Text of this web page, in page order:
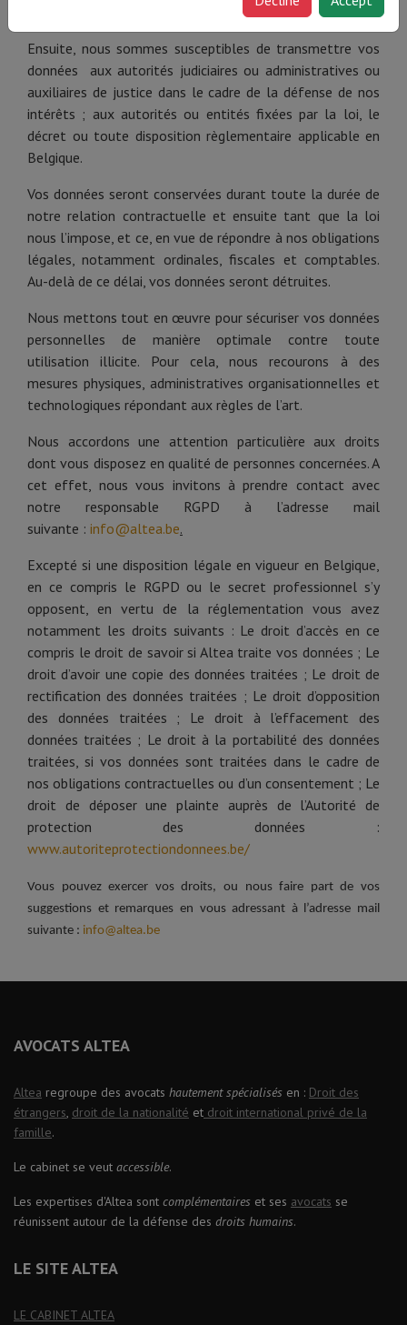
Ensuite, nous sommes susceptibles de transmettre vos
données aux autorités judiciaires ou administratives ou
auxiliaires de justice dans le cadre de la défense de nos
intérêts ; aux autorités ou entités fixées par la loi, le
décret ou toute disposition règlementaire applicable en
Belgique.
Vos données seront conservées durant toute la durée de
notre relation contractuelle et ensuite tant que la loi
nous l’impose, et ce, en vue de répondre à nos obligations
légales, notamment ordinales, fiscales et comptables.
Au-delà de ce délai, vos données seront détruites.
Nous mettons tout en œuvre pour sécuriser vos données
personnelles de manière optimale contre toute
utilisation illicite. Pour cela, nous recourons à des
mesures physiques, administratives organisationnelles et
technologiques répondant aux règles de l’art.
Nous accordons une attention particulière aux droits
dont vous disposez en qualité de personnes concernées. A
cet effet, nous vous invitons à prendre contact avec
notre responsable RGPD à l’adresse mail
suivante : info@altea.be.
Excepté si une disposition légale en vigueur en Belgique,
en ce compris le RGPD ou le secret professionnel s’y
opposent, en vertu de la réglementation vous avez
notamment les droits suivants : Le droit d’accès en ce
compris le droit de savoir si Altea traite vos données ; Le
droit d’avoir une copie des données traitées ; Le droit de
rectification des données traitées ; Le droit d’opposition
des données traitées ; Le droit à l’effacement des
données traitées ; Le droit à la portabilité des données
traitées, si vos données sont traitées dans le cadre de
nos obligations contractuelles ou d’un consentement ; Le
droit de déposer une plainte auprès de l’Autorité de
protection des données :
www.autoriteprotectiondonnees.be/
Vous pouvez exercer vos droits, ou nous faire part de vos
suggestions et remarques en vous adressant à l’adresse mail
suivante : info@altea.be
AVOCATS ALTEA
Altea regroupe des avocats hautement spécialisés en : Droit des
étrangers, droit de la nationalité et droit international privé de la
famille.
Le cabinet se veut accessible.
Les expertises d'Altea sont complémentaires et ses avocats se
réunissent autour de la défense des droits humains.
LE SITE ALTEA
LE CABINET ALTEA